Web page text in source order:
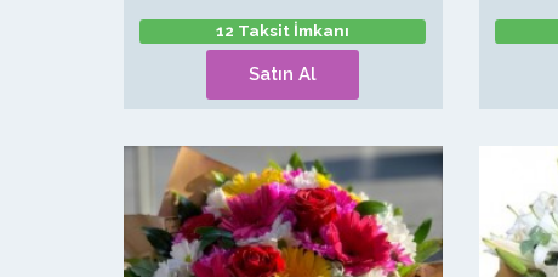
12 Taksit İmkanı
Satın Al